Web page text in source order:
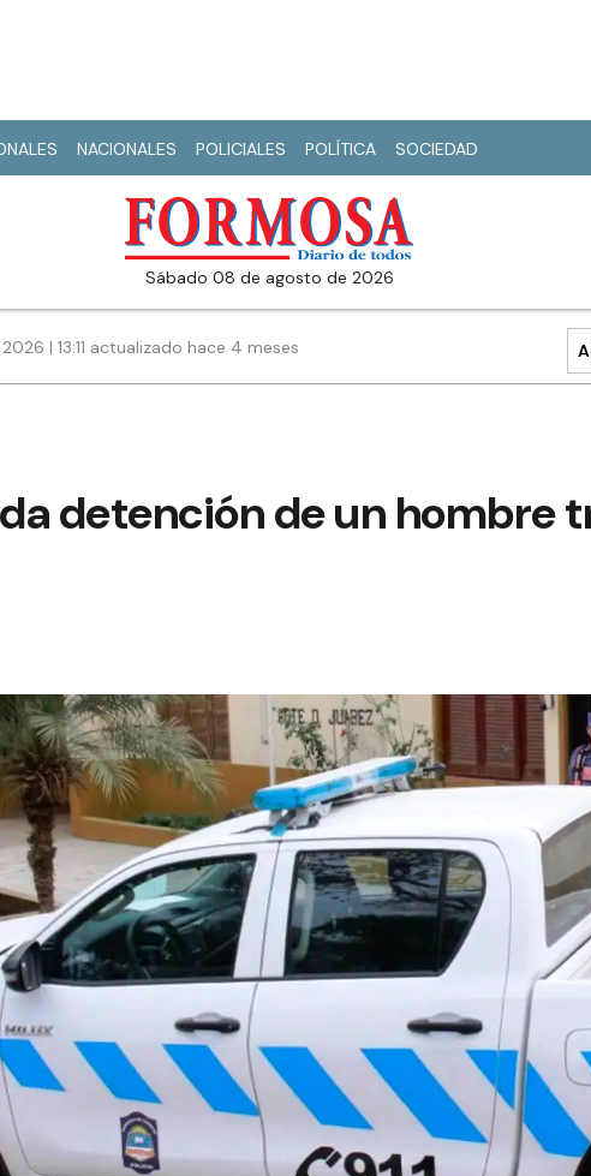
NACIONALES POLICIALES POLÍTICA SOCIEDAD
sábado 08 de agosto de 2026
| 13:11 actualizado hace 4 meses
detención de un hombre